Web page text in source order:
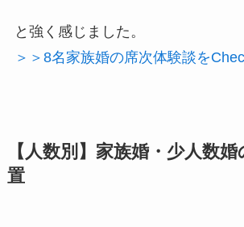
と強く感じました。
＞＞8名家族婚の席次体験談を
【人数別】家族婚・少人数
置